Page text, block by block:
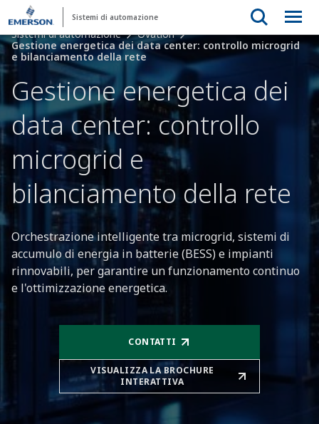
Sistemi di automazione
Sistemi di automazione
Ovation
Gestione energetica dei data center: controllo microgrid
e bilanciamento della rete
Gestione energetica dei
data center: controllo
microgrid e
bilanciamento della rete
Orchestrazione intelligente tra microgrid, sistemi di
accumulo di energia in batterie (BESS) e impianti
rinnovabili, per garantire un funzionamento continuo
e l'ottimizzazione energetica.
CONTATTI
VISUALIZZA LA BROCHURE
INTERATTIVA